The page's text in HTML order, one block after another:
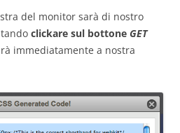
del monitor sarà di nostro
clickare sul bottone GET
immediatamente a nostra